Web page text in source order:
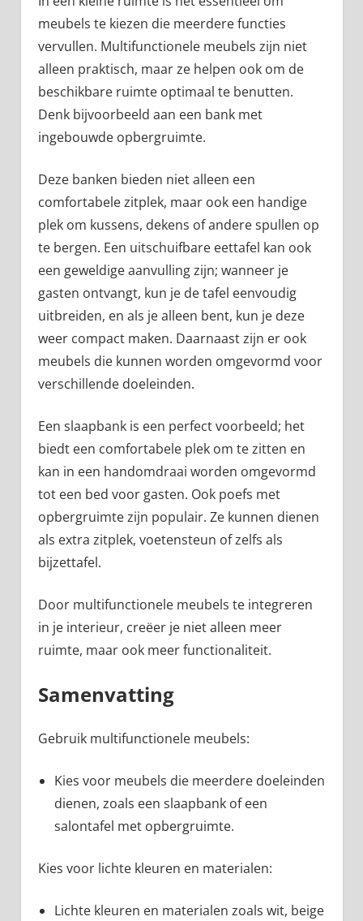
meubels te kiezen die meerdere functies
vervullen. Multifunctionele meubels zijn niet
alleen praktisch, maar ze helpen ook om de
beschikbare ruimte optimaal te benutten.
Denk bijvoorbeeld aan een bank met
ingebouwde opbergruimte.
Deze banken bieden niet alleen een
comfortabele zitplek, maar ook een handige
plek om kussens, dekens of andere spullen op
te bergen. Een uitschuifbare eettafel kan ook
een geweldige aanvulling zijn; wanneer je
gasten ontvangt, kun je de tafel eenvoudig
uitbreiden, en als je alleen bent, kun je deze
weer compact maken. Daarnaast zijn er ook
meubels die kunnen worden omgevormd voor
verschillende doeleinden.
Een slaapbank is een perfect voorbeeld; het
biedt een comfortabele plek om te zitten en
kan in een handomdraai worden omgevormd
tot een bed voor gasten. Ook poefs met
opbergruimte zijn populair. Ze kunnen dienen
als extra zitplek, voetensteun of zelfs als
bijzettafel.
Door multifunctionele meubels te integreren
in je interieur, creëer je niet alleen meer
ruimte, maar ook meer functionaliteit.
Samenvatting
Gebruik multifunctionele meubels:
Kies voor meubels die meerdere doeleinden
dienen, zoals een slaapbank of een
salontafel met opbergruimte.
Kies voor lichte kleuren en materialen:
Lichte kleuren en materialen zoals wit, beige